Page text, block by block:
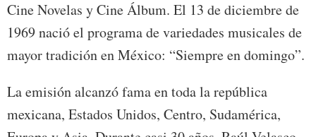
Cine Novelas y Cine Álbum. El 13 de diciembre de
1969 nació el programa de variedades musicales de
mayor tradición en México: “Siempre en domingo”.
La emisión alcanzó fama en toda la república
mexicana, Estados Unidos, Centro, Sudamérica,